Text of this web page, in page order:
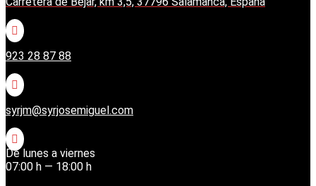

923 28 87 88

syrjm@syrjosemiguel.com

De lunes a viernes
07:00 h — 18:00 h